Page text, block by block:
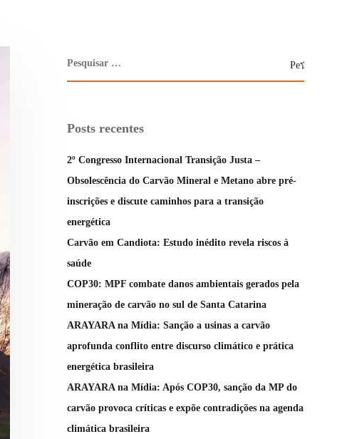
Posts recentes
2º Congresso Internacional Transição Justa –
Obsolescência do Carvão Mineral e Metano abre pré-
inscrições e discute caminhos para a transição
energética
Carvão em Candiota: Estudo inédito revela riscos à
saúde
COP30: MPF combate danos ambientais gerados pela
mineração de carvão no sul de Santa Catarina
ARAYARA na Mídia: Sanção a usinas a carvão
aprofunda conflito entre discurso climático e prática
energética brasileira
ARAYARA na Mídia: Após COP30, sanção da MP do
carvão provoca críticas e expõe contradições na agenda
climática brasileira